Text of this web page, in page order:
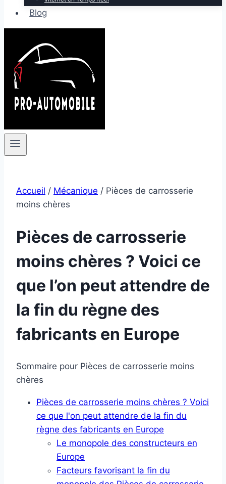
Blog
Accueil / Mécanique / Pièces de carrosserie
moins chères
Pièces de carrosserie
moins chères ? Voici ce
que l’on peut attendre de
la fin du règne des
fabricants en Europe
Sommaire pour Pièces de carrosserie moins
chères
Pièces de carrosserie moins chères ? Voici
ce que l'on peut attendre de la fin du
règne des fabricants en Europe
Le monopole des constructeurs en
Europe
Facteurs favorisant la fin du